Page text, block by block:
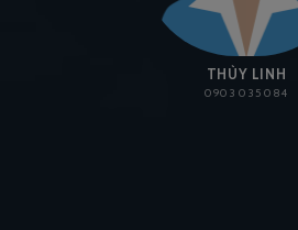
THÙY LINH
0903 035 084